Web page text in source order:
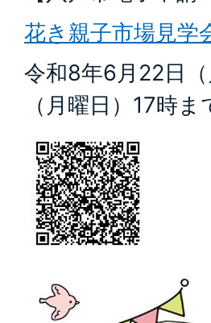
花き親子市場見学
令和8年6月22日
（月曜日）17時ま